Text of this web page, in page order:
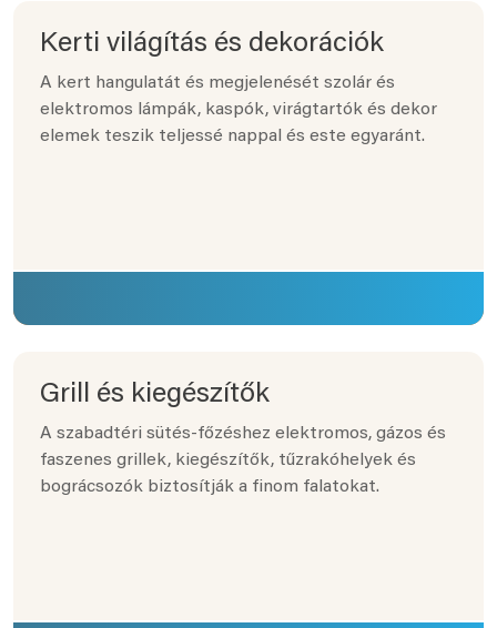
Kerti világítás és dekorációk
A kert hangulatát és megjelenését szolár és
elektromos lámpák, kaspók, virágtartók és dekor
elemek teszik teljessé nappal és este egyaránt.
Grill és kiegészítők
A szabadtéri sütés-főzéshez elektromos, gázos és
faszenes grillek, kiegészítők, tűzrakóhelyek és
bográcsozók biztosítják a finom falatokat.